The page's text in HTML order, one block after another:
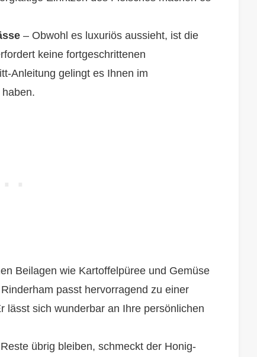
– Obwohl es luxuriös aussieht, ist die
keine fortgeschrittenen
Anleitung gelingt es Ihnen im
Beilagen wie Kartoffelpüree und Gemüse
passt hervorragend zu einer
lässt sich wunderbar an Ihre persönlichen
übrig bleiben, schmeckt der Honig-